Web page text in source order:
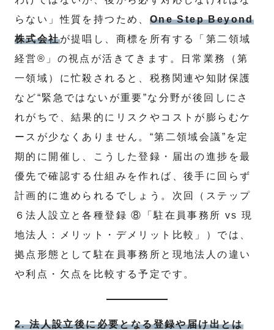
らない」性質を持つため、 One Step Beyond
株式会社が提唱し、商標を所有する「第二領域
経営®」の視点が活きてきます。日常業務（第
一領域）に忙殺されると、税務関連や知財保護
など“緊急ではないが重要”な分野が後回しにさ
れがちで、結果的にリスクやコストが膨らむケ
ースが少なくありません。“第二領域会議”を定
期的に開催し、こうした登録・届出の進捗を最
優先で確認する仕組みを作れば、後手に回らず
計画的に進められるでしょう。次回（ステップ
６法人設立と各種登録 ⑧「駐在員事務所 vs 現
地法人：メリット・デメリット比較」）では、
拠点形態として駐在員事務所と現地法人の違い
や利点・欠点を比較する予定です。
2. 法人設立後に必要となる登録や届け出とは